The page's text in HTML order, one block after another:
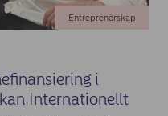
Entreprenörskap
i
Internationellt